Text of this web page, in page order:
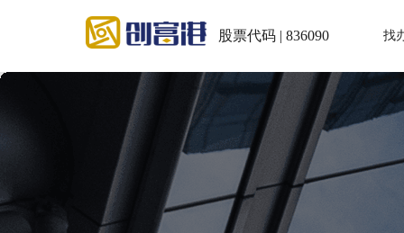
股票代码 | 836090 找